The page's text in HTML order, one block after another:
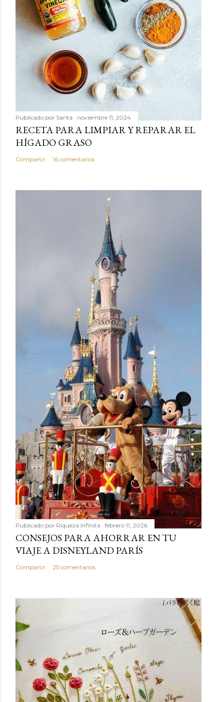
Publicado por Sarita noviembre 11, 2024
RECETA PARA LIMPIAR Y REPARAR EL
HÍGADO GRASO
Compartir 16 comentarios
Publicado por Riqueza Infinita febrero 11, 2026
CONSEJOS PARA AHORRAR EN TU
VIAJE A DISNEYLAND PARÍS
Compartir 25 comentarios